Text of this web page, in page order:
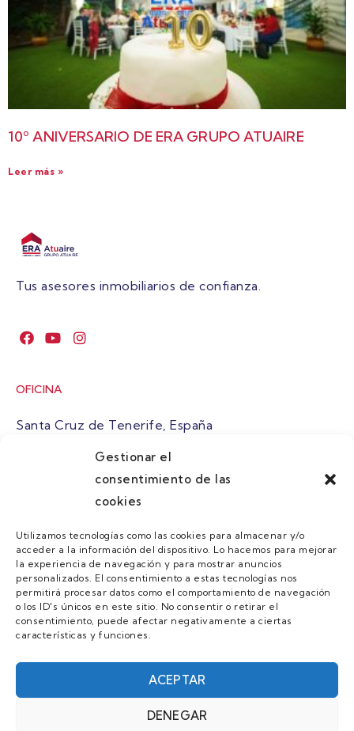
Gestionar el
consentimiento de las
cookies
Utilizamos tecnologías como las cookies para almacenar y/o
acceder a la información del dispositivo. Lo hacemos para mejorar
la experiencia de navegación y para mostrar anuncios
personalizados. El consentimiento a estas tecnologías nos
permitirá procesar datos como el comportamiento de navegación
o los ID's únicos en este sitio. No consentir o retirar el
consentimiento, puede afectar negativamente a ciertas
características y funciones.
ACEPTAR
DENEGAR
10º ANIVERSARIO DE ERA GRUPO ATUAIRE
Leer más »
Tus asesores inmobiliarios de confianza.
OFICINA
Santa Cruz de Tenerife, España
atuaire@grupoatuaire.com
+34 638765829
MENU
Quienes Somos
Guias
Contacto
Únete